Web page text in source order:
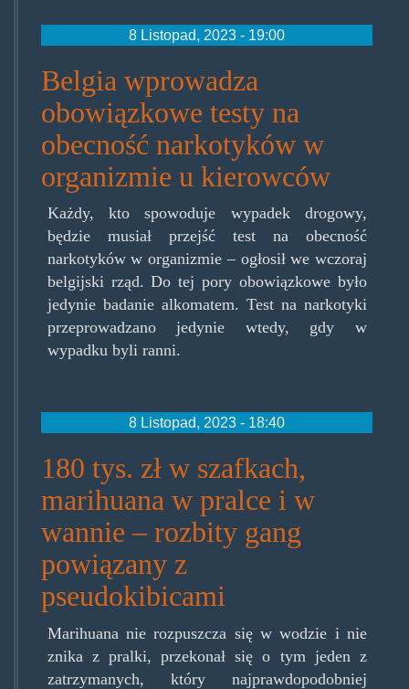
8 Listopad, 2023 - 19:00
Belgia wprowadza
obowiązkowe testy na
obecność narkotyków w
organizmie u kierowców
Każdy, kto spowoduje wypadek drogowy,
będzie musiał przejść test na obecność
narkotyków w organizmie – ogłosił we wczoraj
belgijski rząd. Do tej pory obowiązkowe było
jedynie badanie alkomatem. Test na narkotyki
przeprowadzano jedynie wtedy, gdy w
wypadku byli ranni.
8 Listopad, 2023 - 18:40
180 tys. zł w szafkach,
marihuana w pralce i w
wannie – rozbity gang
powiązany z
pseudokibicami
Marihuana nie rozpuszcza się w wodzie i nie
znika z pralki, przekonał się o tym jeden z
zatrzymanych, który najprawdopodobniej